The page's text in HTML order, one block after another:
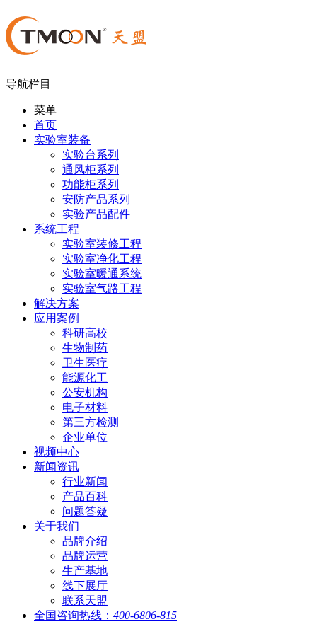
导航栏目
菜单
首页
实验室装备
实验台系列
通风柜系列
功能柜系列
安防产品系列
实验产品配件
系统工程
实验室装修工程
实验室净化工程
实验室暖通系统
实验室气路工程
解决方案
应用案例
科研高校
生物制药
卫生医疗
能源化工
公安机构
电子材料
第三方检测
企业单位
视频中心
新闻资讯
行业新闻
产品百科
问题答疑
关于我们
品牌介绍
品牌运营
生产基地
线下展厅
联系天盟
全国咨询热线： 400-6806-815